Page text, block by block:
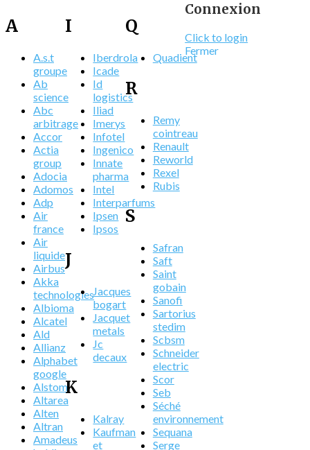
A
A.s.t
groupe
Ab
science
Abc
arbitrage
Accor
Actia
group
Adocia
Adomos
Adp
Air
france
Air
liquide
Airbus
Akka
technologies
Albioma
Alcatel
Ald
Allianz
Alphabet
google
Alstom
Altarea
Alten
Altran
Amadeus
I
Iberdrola
Icade
Id
logistics
Iliad
Imerys
Infotel
Ingenico
Innate
pharma
Intel
Interparfums
Ipsen
Ipsos
J
Jacques
bogart
Jacquet
metals
Jc
decaux
K
Kalray
Kaufman
et
Q
Quadient
R
Remy
cointreau
Renault
Reworld
Rexel
Rubis
S
Safran
Saft
Saint
gobain
Sanofi
Sartorius
stedim
Scbsm
Schneider
electric
Scor
Seb
Séché
environnement
Sequana
Serge
Connexion
Click to login
Fermer